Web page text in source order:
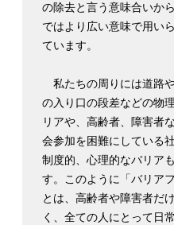
の除去と言う意味合いか
ではより広い意味で用い
ています。
私たちの周りには道路
の入り口の段差などの物
リアや、高齢者、障害者
会参加を困難にしている社
制度的、心理的なバリア
す。このように「バリアフ
とは、高齢者や障害者だ
く、全ての人にとって日